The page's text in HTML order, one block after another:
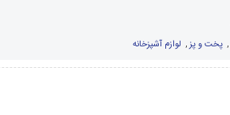
, پخت و پز, لوازم آشپزخانه